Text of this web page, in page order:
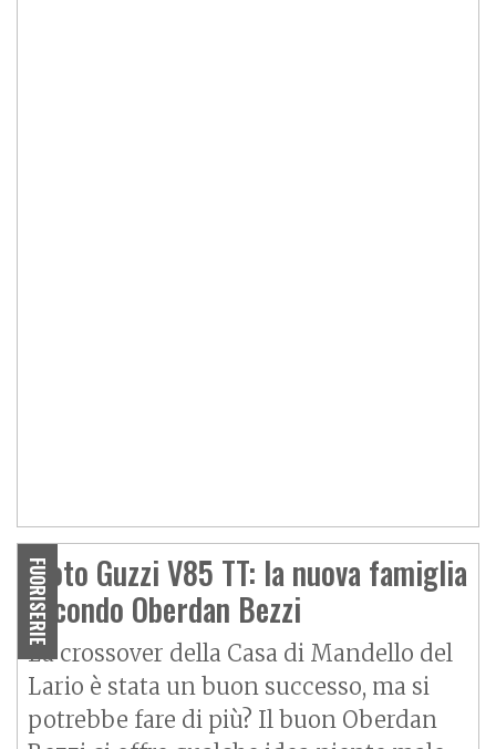
FUORISERIE
Moto Guzzi V85 TT: la nuova famiglia
secondo Oberdan Bezzi
La crossover della Casa di Mandello del
Lario è stata un buon successo, ma si
potrebbe fare di più? Il buon Oberdan